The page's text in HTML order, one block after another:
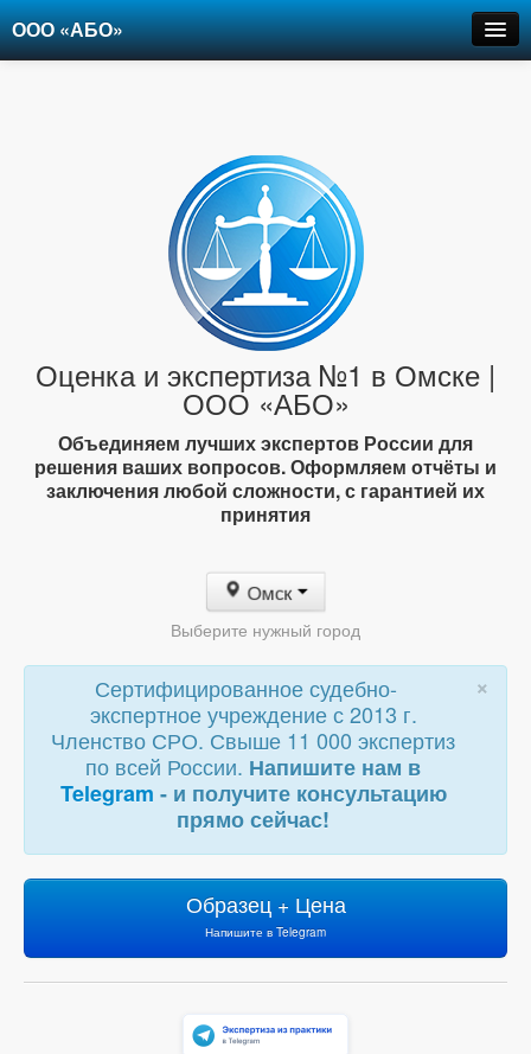
ООО «АБО»
Оценка и экспертиза №1 в Омске |
ООО «АБО»
Объединяем лучших экспертов России для
решения ваших вопросов. Оформляем отчёты и
заключения любой сложности, с гарантией их
принятия
Омск
Выберите нужный город
×
Сертифицированное судебно-
экспертное учреждение с 2013 г.
Членство СРО. Свыше 11 000 экспертиз
по всей России. Напишите нам в
Telegram - и получите консультацию
прямо сейчас!
Образец + Цена
Напишите в Telegram